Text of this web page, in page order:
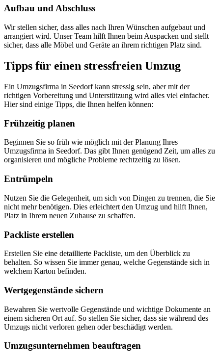
Aufbau und Abschluss
Wir stellen sicher, dass alles nach Ihren Wünschen aufgebaut und
arrangiert wird. Unser Team hilft Ihnen beim Auspacken und stellt
sicher, dass alle Möbel und Geräte an ihrem richtigen Platz sind.
Tipps für einen stressfreien Umzug
Ein Umzugsfirma in Seedorf kann stressig sein, aber mit der
richtigen Vorbereitung und Unterstützung wird alles viel einfacher.
Hier sind einige Tipps, die Ihnen helfen können:
Frühzeitig planen
Beginnen Sie so früh wie möglich mit der Planung Ihres
Umzugsfirma in Seedorf. Das gibt Ihnen genügend Zeit, um alles zu
organisieren und mögliche Probleme rechtzeitig zu lösen.
Entrümpeln
Nutzen Sie die Gelegenheit, um sich von Dingen zu trennen, die Sie
nicht mehr benötigen. Dies erleichtert den Umzug und hilft Ihnen,
Platz in Ihrem neuen Zuhause zu schaffen.
Packliste erstellen
Erstellen Sie eine detaillierte Packliste, um den Überblick zu
behalten. So wissen Sie immer genau, welche Gegenstände sich in
welchem Karton befinden.
Wertgegenstände sichern
Bewahren Sie wertvolle Gegenstände und wichtige Dokumente an
einem sicheren Ort auf. So stellen Sie sicher, dass sie während des
Umzugs nicht verloren gehen oder beschädigt werden.
Umzugsunternehmen beauftragen